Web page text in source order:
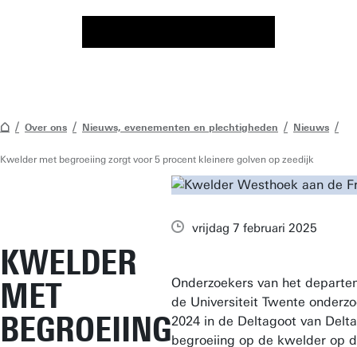
Over ons Nieuws, evenementen en plechtigheden Nieuws
Kwelder met begroeiing zorgt voor 5 procent kleinere golven op zeedijk
KWELDER
MET
BEGROEIING
vrijdag 7 februari 2025
Onderzoekers van het
de Universiteit Twente
2024 in de Deltagoot van
begroeiing op de kwelder op